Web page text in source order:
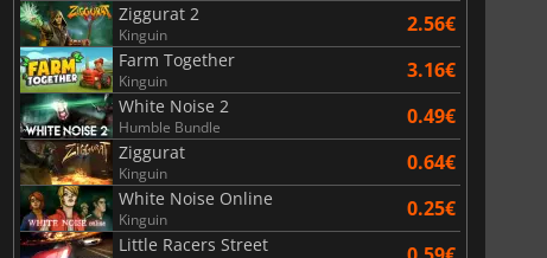
Ziggurat 2
Kinguin 2.56€
Farm Together
Kinguin 3.16€
White Noise 2
Humble Bundle 0.49€
Ziggurat
Kinguin 0.64€
White Noise Online
Kinguin 0.25€
Little Racers Street